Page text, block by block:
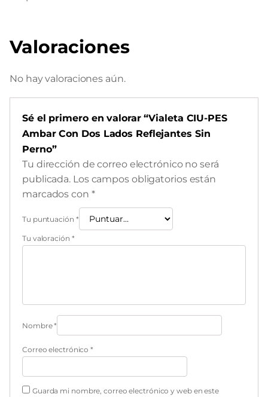
Valoraciones
No hay valoraciones aún.
Sé el primero en valorar “Vialeta CIU-PES
Ambar Con Dos Lados Reflejantes Sin
Perno”
Tu dirección de correo electrónico no será
publicada. Los campos obligatorios están
marcados con *
Tu puntuación *
Tu valoración *
Nombre*
Correo electrónico*
Guarda mi nombre, correo electrónico y web en este